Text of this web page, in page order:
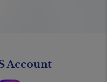
Account